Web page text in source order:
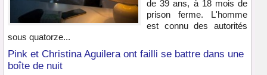
de 39 ans, à 18 mois de
prison ferme. L'homme
est connu des autorités
sous quatorze...
Pink et Christina Aguilera ont failli se battre dans une
boîte de nuit